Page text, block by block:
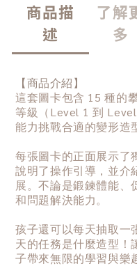
商品描
述
了解
多
【商品介紹】
這套圖卡包含 15 種的
等級（Level 1 到
能力挑戰合適的變形造
每張圖卡的正面展示了
說明了操作引導，並介
展。不論是鍛鍊體能、
和問題解決能力。
孩子還可以每天抽取一
天的任務是什麼造型！
子帶來無限的學習與樂